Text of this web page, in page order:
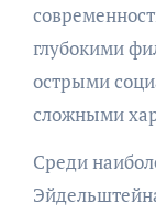
глубокими
острыми
сложными
Среди